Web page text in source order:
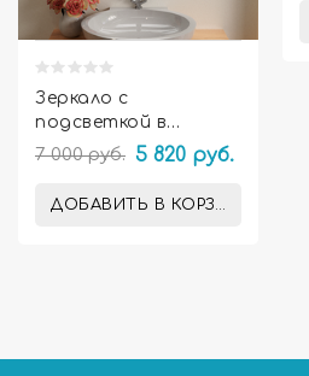
Зеркало с
подсветкой в
ванную комнату
7 000 руб. 5 820 руб.
ДОБАВИТЬ В КОРЗИНУ